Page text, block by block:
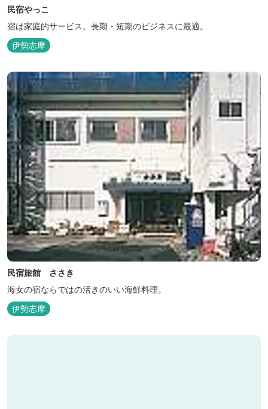
民宿やっこ
宿は家庭的サービス。長期・短期のビジネスに最適。
伊勢志摩
民宿旅館 ささき
海女の宿ならではの活きのいい海鮮料理。
伊勢志摩